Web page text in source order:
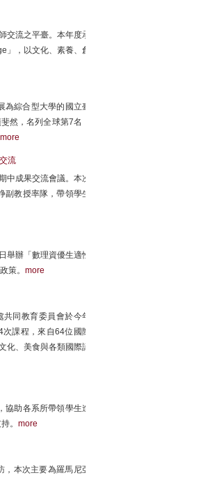
流之平臺。本年度承
」，以文化、素養、創
綜合型大學的國立臺
然，名列全球第7名，
more
流
成果交流會議。本次
教授率隊，帶領學生
辦「數理資優生適性
策。 more
同教育委員會於今年
課程，來自64位國際
、美食與各類國際議
助各系所帶領學生進
。 more
本次主要為羅馬尼亞